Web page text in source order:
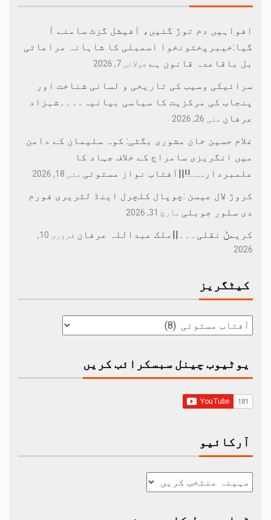
افواہیں دم توڑ گئیں، آفیشل گزٹ سامنے آ
گیا:خیبرپختونخوا اسمبلی کا شاہانہ مراعاتی
بل باقاعدہ قانون ہے جولائی 7, 2026
سرائیکی وسیب کی تاریخی و لسانی شناخت اور
پنجاب کی مرکزیت کا سیاسی بیانیہ۔۔۔۔شہزاد
عرفان مئی 26, 2026
غلام حسین خان مشوری بگٹی: کوہ سلیمان کے دامن
میں انگریزی سامراج کے خلاف جہاد کا
علمبردار…….!!||آفتاب نواز مستوئی مئی 18, 2026
کروڑ لال عیسن :چوپال کلچرل اینڈ لٹریری فورم
دی سلور جوبلی مارچ 31, 2026
کریمݨ نقلی۔۔۔||ملک عبداللہ عرفان
فروری 10,
2026
کیٹگریز
یوٹیوب چینل سبسکرائب کریں
آرکائیو